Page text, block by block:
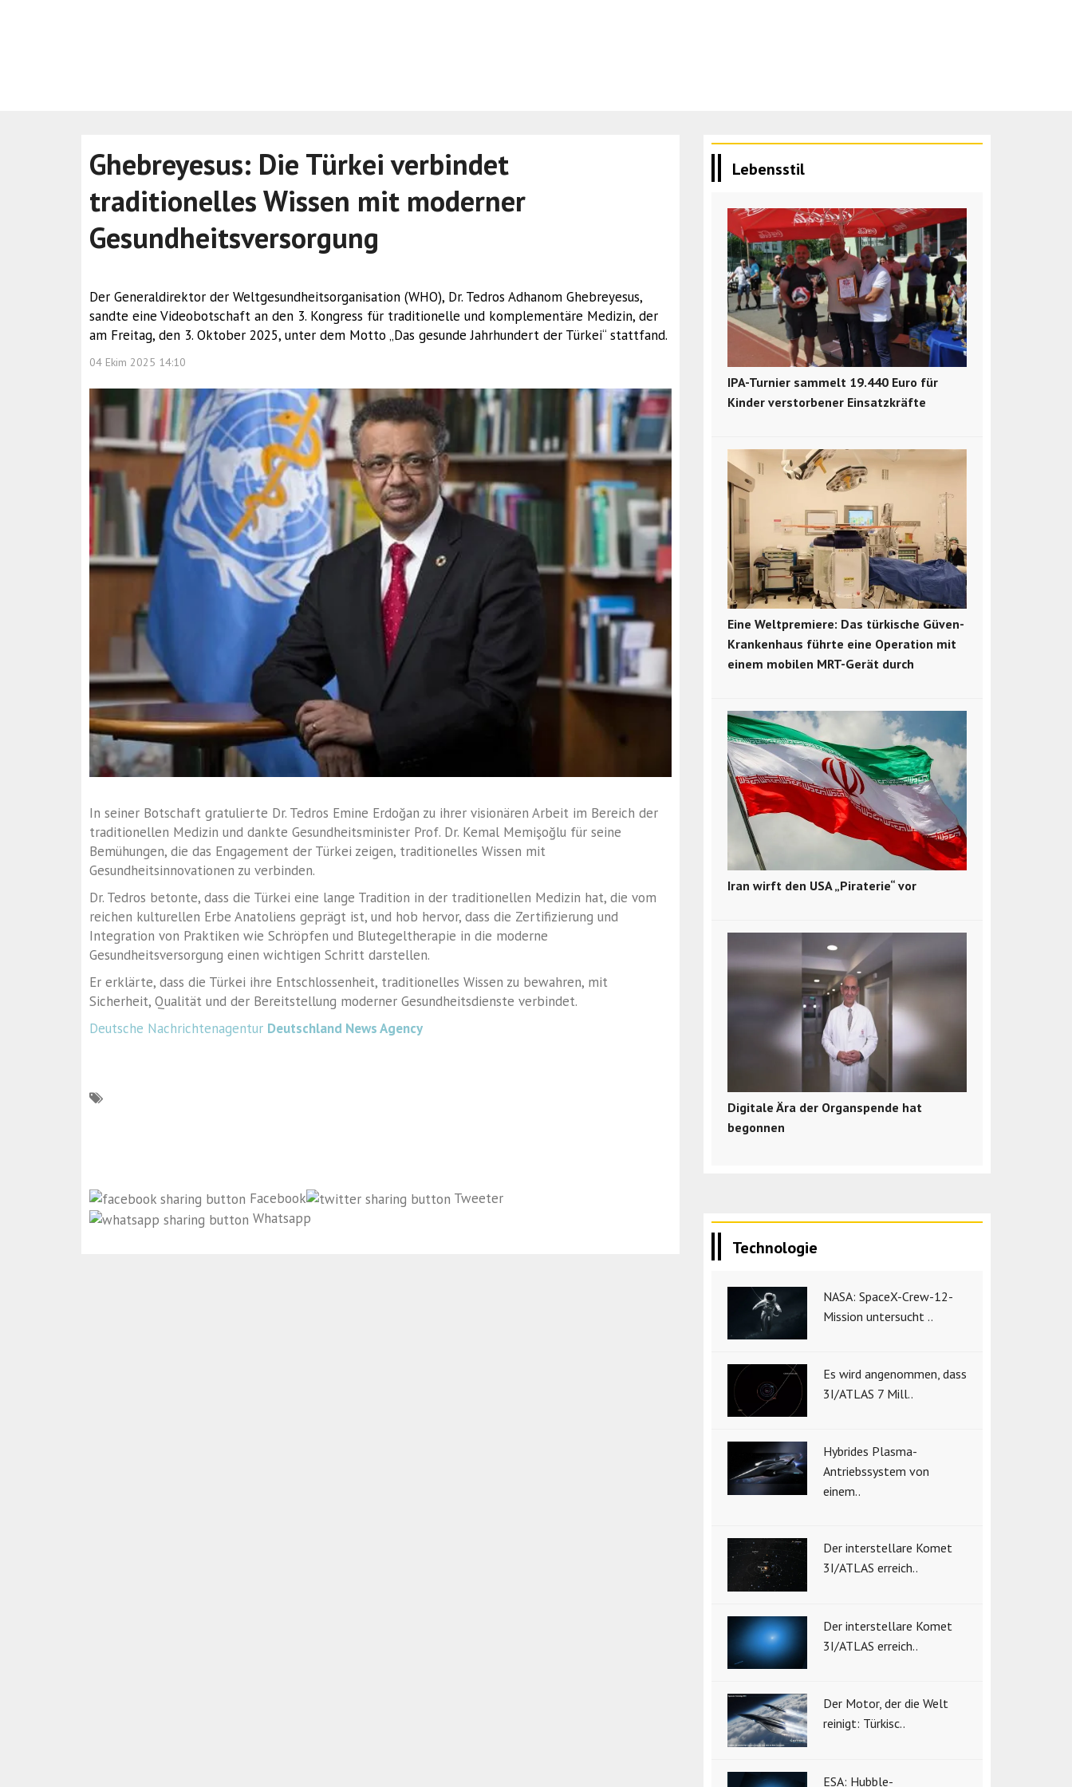
Ghebreyesus: Die Türkei verbindet
traditionelles Wissen mit moderner
Gesundheitsversorgung
Der Generaldirektor der Weltgesundheitsorganisation (WHO), Dr. Tedros Adhanom Ghebreyesus,
sandte eine Videobotschaft an den 3. Kongress für traditionelle und komplementäre Medizin, der
am Freitag, den 3. Oktober 2025, unter dem Motto „Das gesunde Jahrhundert der Türkei“ stattfand.
04 Ekim 2025 14:10
In seiner Botschaft gratulierte Dr. Tedros Emine Erdoğan zu ihrer visionären Arbeit im Bereich der
traditionellen Medizin und dankte Gesundheitsminister Prof. Dr. Kemal Memişoğlu für seine
Bemühungen, die das Engagement der Türkei zeigen, traditionelles Wissen mit
Gesundheitsinnovationen zu verbinden.
Dr. Tedros betonte, dass die Türkei eine lange Tradition in der traditionellen Medizin hat, die vom
reichen kulturellen Erbe Anatoliens geprägt ist, und hob hervor, dass die Zertifizierung und
Integration von Praktiken wie Schröpfen und Blutegeltherapie in die moderne
Gesundheitsversorgung einen wichtigen Schritt darstellen.
Er erklärte, dass die Türkei ihre Entschlossenheit, traditionelles Wissen zu bewahren, mit
Sicherheit, Qualität und der Bereitstellung moderner Gesundheitsdienste verbindet.
Deutsche Nachrichtenagentur Deutschland News Agency
Facebook
Tweeter
Whatsapp
Lebensstil
IPA-Turnier sammelt 19.440 Euro für
Kinder verstorbener Einsatzkräfte
Eine Weltpremiere: Das türkische Güven-
Krankenhaus führte eine Operation mit
einem mobilen MRT-Gerät durch
Iran wirft den USA „Piraterie“ vor
Digitale Ära der Organspende hat
begonnen
Technologie
NASA: SpaceX-Crew-12-
Mission untersucht ..
Es wird angenommen, dass
3I/ATLAS 7 Mill..
Hybrides Plasma-
Antriebssystem von
einem..
Der interstellare Komet
3I/ATLAS erreich..
Der interstellare Komet
3I/ATLAS erreich..
Der Motor, der die Welt
reinigt: Türkisc..
ESA: Hubble-